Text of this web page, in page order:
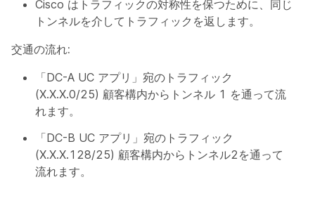
Cisco はトラフィックの対称性を保つために、同じ
トンネルを介してトラフィックを返します。
交通の流れ:
「DC-A UC アプリ」宛のトラフィック
(X.X.X.0/25) 顧客構内からトンネル 1 を通って流
れます。
「DC-B UC アプリ」宛のトラフィック
(X.X.X.128/25) 顧客構内からトンネル2を通って
流れます。